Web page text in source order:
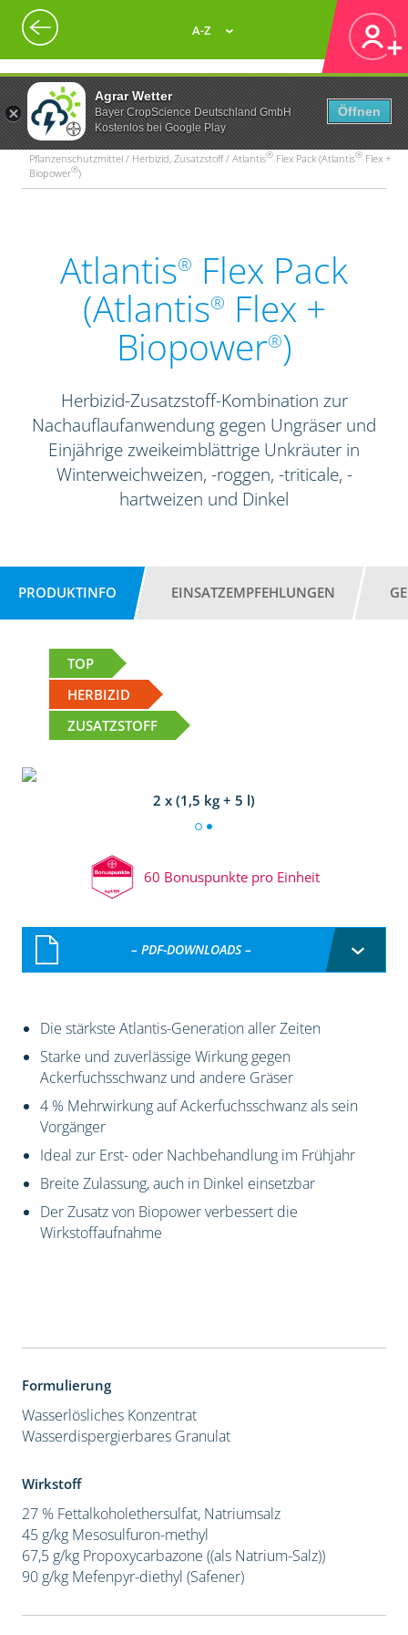
Agrar Wetter
Bayer CropScience Deutschland GmbH
Kostenlos bei Google Play
Öffnen
A-Z
Pflanzenschutzmittel / Herbizid, Zusatzstoff / Atlantis® Flex Pack (Atlantis® Flex +
Biopower®)
Atlantis® Flex Pack
(Atlantis® Flex +
Biopower®)
Herbizid-Zusatzstoff-Kombination zur
Nachauflaufanwendung gegen Ungräser und
Einjährige zweikeimblättrige Unkräuter in
Winterweichweizen, -roggen, -triticale, -
hartweizen und Dinkel
PRODUKTINFO EINSATZEMPFEHLUNGEN
TOP
HERBIZID
ZUSATZSTOFF
2 x (1,5 kg + 5 l)
60 Bonuspunkte pro Einheit
– PDF-DOWNLOADS –
Die stärkste Atlantis-Generation aller Zeiten
Starke und zuverlässige Wirkung gegen
Ackerfuchsschwanz und andere Gräser
4 % Mehrwirkung auf Ackerfuchsschwanz als sein
Vorgänger
Ideal zur Erst- oder Nachbehandlung im Frühjahr
Breite Zulassung, auch in Dinkel einsetzbar
Der Zusatz von Biopower verbessert die
Wirkstoffaufnahme
Formulierung
Wasserlösliches Konzentrat
Wasserdispergierbares Granulat
Wirkstoff
27 % Fettalkoholethersulfat, Natriumsalz
45 g/kg Mesosulfuron-methyl
67,5 g/kg Propoxycarbazone ((als Natrium-Salz))
90 g/kg Mefenpyr-diethyl (Safener)